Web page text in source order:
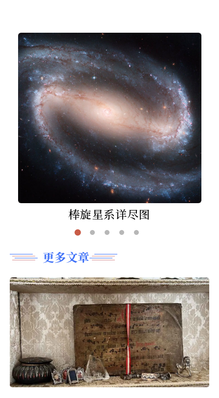
棒旋星系详尽图
更多文章